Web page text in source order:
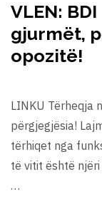
VLEN:
gjurmët,
opozitë!
LINKU Tërheqja
përgjegjësia!
tërhiqet nga
të vitit është
…